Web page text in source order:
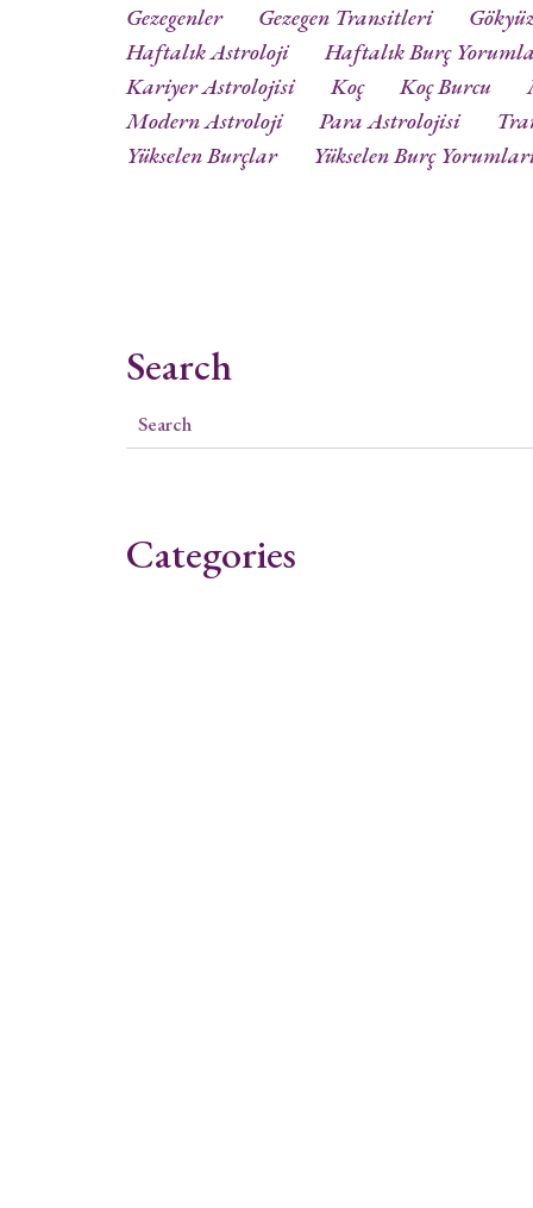
Gezegenler
Gezegen Transitleri
Haftalık Astroloji
Haftalık Burç
Kariyer Astrolojisi
Koç Koç Burcu
Modern Astroloji
Para Astrolojisi
Yükselen Burçlar
Yükselen Burç
Search
Categories